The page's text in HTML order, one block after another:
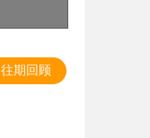
往期回顾